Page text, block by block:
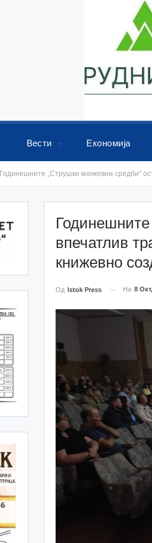
Вести Економија
Годинешните „Струшки книжевни средби”
впечатлив
книжевно
Од Istok Press На 8